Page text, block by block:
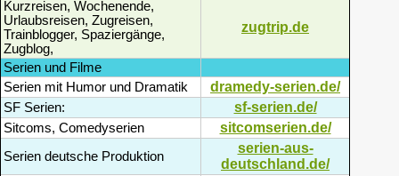
Kurzreisen, Wochenende,
Urlaubsreisen, Zugreisen,
Trainblogger, Spaziergänge,
Zugblog,
zugtrip.de
Serien und Filme
Serien mit Humor und Dramatik
dramedy-serien.de/
SF Serien: sf-serien.de/
Sitcoms, Comedyserien sitcomserien.de/
Serien deutsche Produktion
serien-aus-
deutschland.de/